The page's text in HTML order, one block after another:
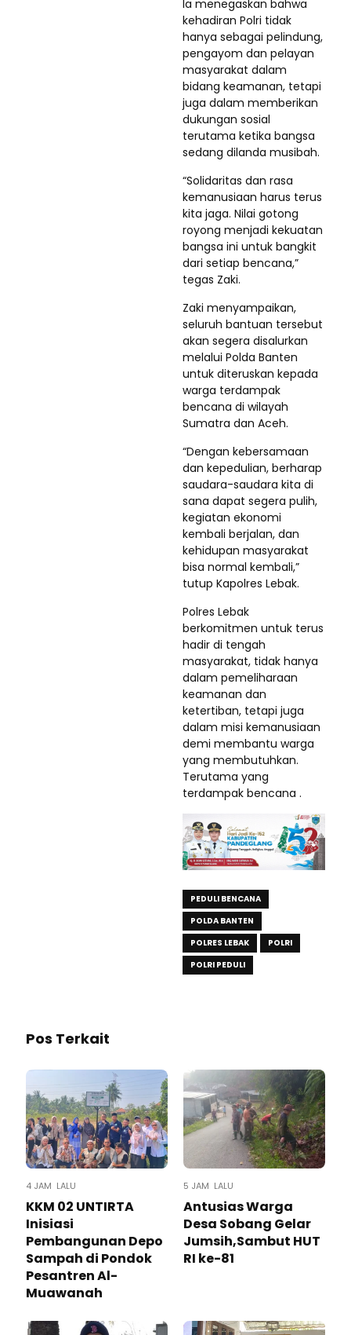
Ia menegaskan bahwa
kehadiran Polri tidak
hanya sebagai pelindung,
pengayom dan pelayan
masyarakat dalam
bidang keamanan, tetapi
juga dalam memberikan
dukungan sosial
terutama ketika bangsa
sedang dilanda musibah.
“Solidaritas dan rasa
kemanusiaan harus terus
kita jaga. Nilai gotong
royong menjadi kekuatan
bangsa ini untuk bangkit
dari setiap bencana,”
tegas Zaki.
Zaki menyampaikan,
seluruh bantuan tersebut
akan segera disalurkan
melalui Polda Banten
untuk diteruskan kepada
warga terdampak
bencana di wilayah
Sumatra dan Aceh.
“Dengan kebersamaan
dan kepedulian, berharap
saudara-saudara kita di
sana dapat segera pulih,
kegiatan ekonomi
kembali berjalan, dan
kehidupan masyarakat
bisa normal kembali,”
tutup Kapolres Lebak.
Polres Lebak
berkomitmen untuk terus
hadir di tengah
masyarakat, tidak hanya
dalam pemeliharaan
keamanan dan
ketertiban, tetapi juga
dalam misi kemanusiaan
demi membantu warga
yang membutuhkan.
Terutama yang
terdampak bencana .
PEDULI BENCANA
POLDA BANTEN
POLRES LEBAK
POLRI
POLRI PEDULI
Pos Terkait
4 JAM LALU
KKM 02 UNTIRTA
Inisiasi
Pembangunan Depo
Sampah di Pondok
Pesantren Al-
Muawanah
5 JAM LALU
Antusias Warga
Desa Sobang Gelar
Jumsih,Sambut HUT
RI ke-81